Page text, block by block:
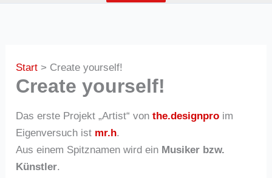
Start Create yourself!
Create yourself!
Das erste Projekt „Artist“ vonthe.designpro im
Eigenversuch ist mr.h.
Aus einem Spitznamen wird ein Musiker bzw.
Künstler.